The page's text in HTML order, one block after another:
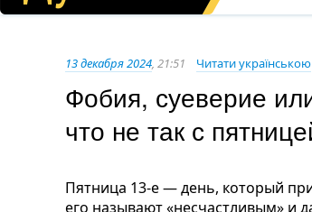
13 декабря 2024, 21:51 Читати українською
Фобия, суеверие
что не так с
Пятница 13-е — день, который
его называют «несчастливым» и